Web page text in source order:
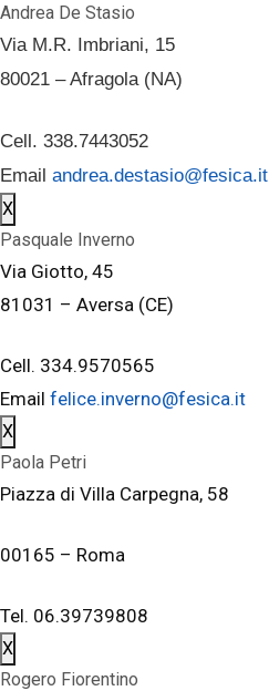
Andrea De Stasio
Via M.R. Imbriani, 15
80021 – Afragola (NA)
Cell. 338.7443052
Email andrea.destasio@fesica.it
X
Pasquale Inverno
Via Giotto, 45
81031 – Aversa (CE)
Cell. 334.9570565
Email felice.inverno@fesica.it
X
Paola Petri
Piazza di Villa Carpegna, 58
00165 – Roma
Tel. 06.39739808
X
Rogero Fiorentino